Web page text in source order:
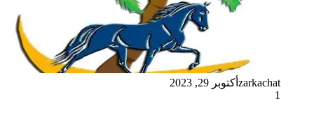
zarkachat أكتوبر 29, 2023
1